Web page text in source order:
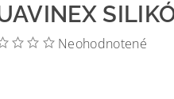
Neohodnotené